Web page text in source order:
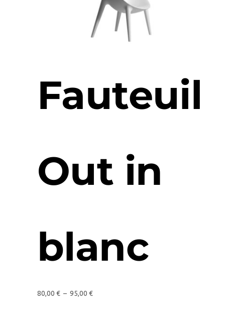
Fauteuil
Out in
blanc
80,00 € – 95,00 €